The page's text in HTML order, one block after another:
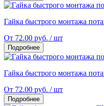
Гайка быстрого монтажа
От 72.00 руб. / шт
Подробнее
Гайка быстрого монтажа
От 72.00 руб. / шт
Подробнее